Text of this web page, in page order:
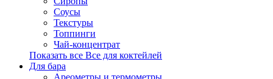
Соусы
Текстуры
Топпинги
Чай-концентрат
Показать все Все для коктейлей
Для бара
Ареометры и термометры